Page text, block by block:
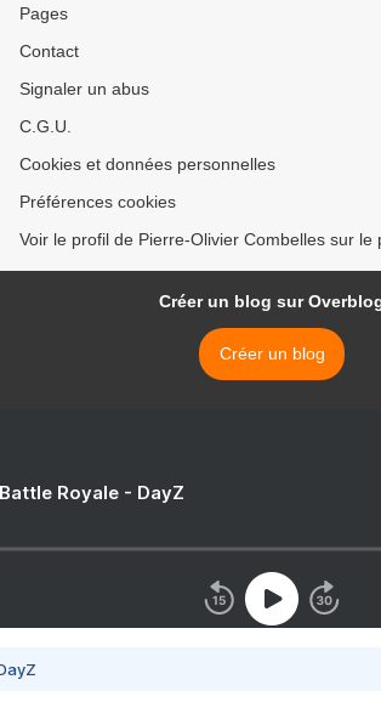
Pages
Contact
Signaler un abus
C.G.U.
Cookies et données personnelles
Préférences cookies
Voir le profil de Pierre-Olivier Combelles sur le
Créer un blog sur
Créer un blog
Royale - DayZ